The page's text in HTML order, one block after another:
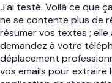
J’ai testé. Voilà ce que
ne se contente plus de
résumer vos textes ;
demandez à votre
déplacement
vos emails pour extraire